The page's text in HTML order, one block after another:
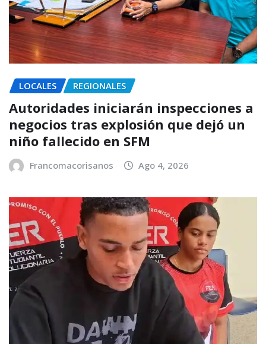
LOCALES REGIONALES
Autoridades iniciarán inspecciones a
negocios tras explosión que dejó un
niño fallecido en SFM
Francomacorisanos Ago 4, 2026